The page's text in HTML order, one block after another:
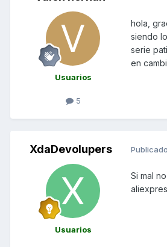
Usuarios
5
hola,
siendo
serie
en
XdaDevolupers
Usuarios
Publicado
Si mal